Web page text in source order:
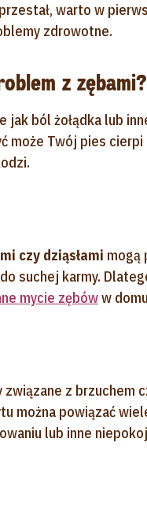
warto w
zdrowotne.
z
jak ból żołądka lub
może Twój pies cierpi
czy dziąsłami mogą
do suchej karmy.
mycie zębóww
z brzuchem
można powiązać
lub inne